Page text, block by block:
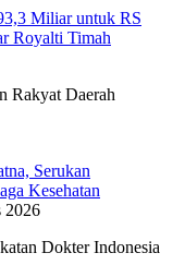
Miliar untuk RS
Royalti Timah
Daerah
Serukan
Kesehatan
2026
Dokter Indonesia